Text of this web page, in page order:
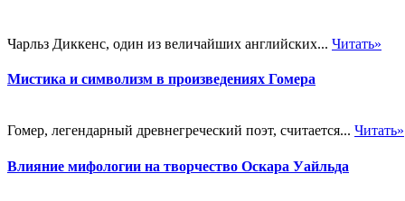
Чарльз Диккенс, один из величайших английских... Читать»
Мистика и символизм в произведениях Гомера
Гомер, легендарный древнегреческий поэт, считается... Читать»
Влияние мифологии на творчество Оскара Уайльда